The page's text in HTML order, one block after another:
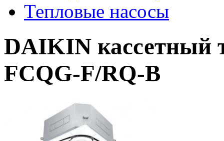
Тепловые насосы
DAIKIN кассетный
FCQG-F/RQ-B